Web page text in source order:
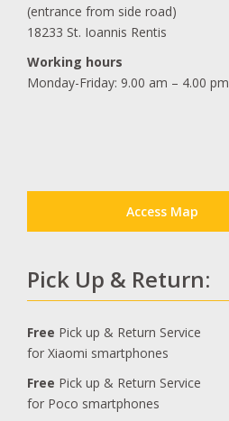
(entrance from side road)
18233 St. Ioannis Rentis
Working hours
Monday-Friday: 9.00 am – 4.00 pm
Access Map
Pick Up & Return:
Free Pick up & Return Service
for Xiaomi smartphones
Free Pick up & Return Service
for Poco smartphones